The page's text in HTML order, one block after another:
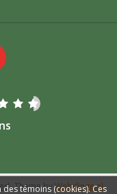
- Theme byWebdinge.nl
témoins (cookies). Ces